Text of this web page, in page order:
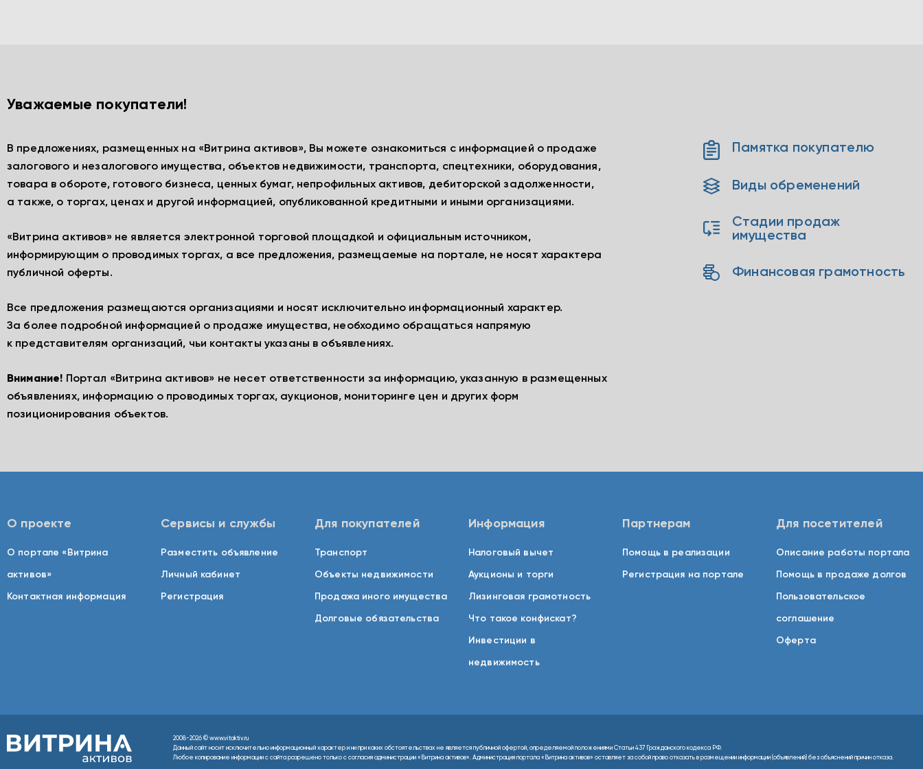
Уважаемые покупатели!
В предложениях, размещенных на «Витрина активов», Вы можете ознакомиться с информацией о продаже
залогового и незалогового имущества, объектов недвижимости, транспорта, спецтехники, оборудования,
товара в обороте, готового бизнеса, ценных бумаг, непрофильных активов, дебиторской задолженности,
а также, о торгах, ценах и другой информацией, опубликованной кредитными и иными организациями.
«Витрина активов» не является электронной торговой площадкой и официальным источником,
информирующим о проводимых торгах, а все предложения, размещаемые на портале, не носят характера
публичной оферты.
Все предложения размещаются организациями и носят исключительно информационный характер.
За более подробной информацией о продаже имущества, необходимо обращаться напрямую
к представителям организаций, чьи контакты указаны в объявлениях.
Внимание! Портал «Витрина активов» не несет ответственности за информацию, указанную в размещенных
объявлениях, информацию о проводимых торгах, аукционов, мониторинге цен и других форм
позиционирования объектов.
Памятка покупателю
Виды обременений
Стадии продаж
имущества
Финансовая грамотность
О проекте
О портале «Витрина
активов»
Контактная информация
Сервисы и службы
Разместить объявление
Личный кабинет
Регистрация
Для покупателей
Транспорт
Объекты недвижимости
Продажа иного имущества
Долговые обязательства
Информация
Налоговый вычет
Аукционы и торги
Лизинговая грамотность
Что такое конфискат?
Инвестиции в
недвижимость
Партнерам
Помощь в реализации
Регистрация на портале
Для посетителей
Описание работы портала
Помощь в продаже долгов
Пользовательское
соглашение
Оферта
2008-2026 © www.vitaktiv.ru
Данный сайт носит исключительно информационный характер и ни при каких обстоятельствах не является публичной офертой, определяемой положениями Статьи 437 Гражданского кодекса РФ.
Любое копирование информации с сайта разрешено только с согласия администрации «Витрина активов». Администрация портала «Витрина активов» оставляет за собой право отказать в размещении информации (объявлений) без объяснений причин отказа.